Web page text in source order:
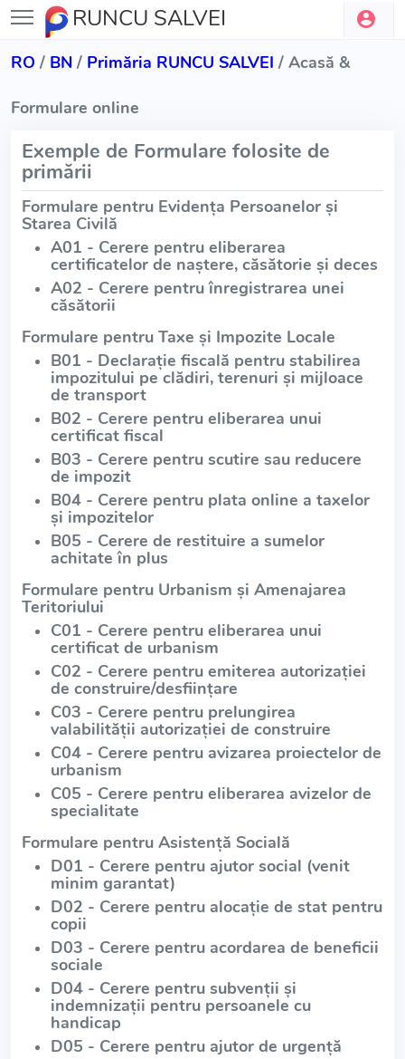
RUNCU SALVEI
RO / BN / Primăria RUNCU SALVEI / Acasă &
Formulare online
Exemple de Formulare folosite de
primării
Formulare pentru Evidența Persoanelor și
Starea Civilă
A01 - Cerere pentru eliberarea
certificatelor de naștere, căsătorie și deces
A02 - Cerere pentru înregistrarea unei
căsătorii
Formulare pentru Taxe și Impozite Locale
B01 - Declarație fiscală pentru stabilirea
impozitului pe clădiri, terenuri și mijloace
de transport
B02 - Cerere pentru eliberarea unui
certificat fiscal
B03 - Cerere pentru scutire sau reducere
de impozit
B04 - Cerere pentru plata online a taxelor
și impozitelor
B05 - Cerere de restituire a sumelor
achitate în plus
Formulare pentru Urbanism și Amenajarea
Teritoriului
C01 - Cerere pentru eliberarea unui
certificat de urbanism
C02 - Cerere pentru emiterea autorizației
de construire/desființare
C03 - Cerere pentru prelungirea
valabilității autorizației de construire
C04 - Cerere pentru avizarea proiectelor de
urbanism
C05 - Cerere pentru eliberarea avizelor de
specialitate
Formulare pentru Asistență Socială
D01 - Cerere pentru ajutor social (venit
minim garantat)
D02 - Cerere pentru alocație de stat pentru
copii
D03 - Cerere pentru acordarea de beneficii
sociale
D04 - Cerere pentru subvenții și
indemnizații pentru persoanele cu
handicap
D05 - Cerere pentru ajutor de urgență